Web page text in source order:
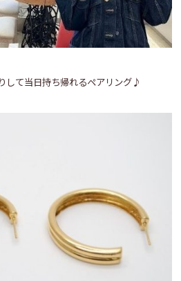
して当日持ち帰れるペアリング♪